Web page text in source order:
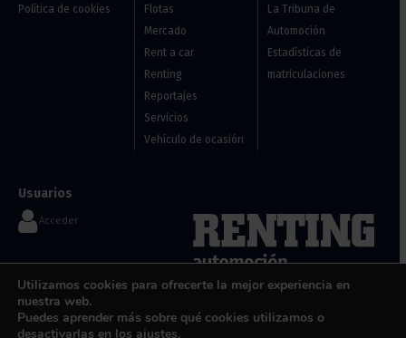
Política de cookies
Flotas
Mercado
Rent a car
Renting
Reportajes
Servicios
Vehículo de ocasión
La Tribuna de
Automoción
Estadísticas de
matriculaciones
Usuarios
Acceder
info@renting-automocion.com
Flotas, renting y vehículos de
Utilizamos cookies para ofrecerte la mejor experiencia en
nuestra web.
Puedes aprender más sobre qué cookies utilizamos o
desactivarlas en los ajustes.